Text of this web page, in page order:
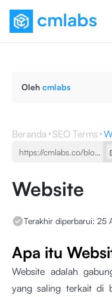
Oleh cmlabs
Beranda SEO Terms
Website
Terakhir diperbarui: 25
Apa itu
Website adalah
yang saling terkait di